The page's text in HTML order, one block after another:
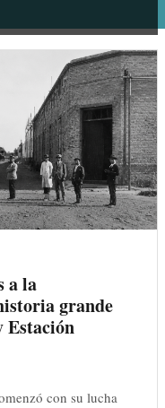
a la
grande
Estación
con su lucha